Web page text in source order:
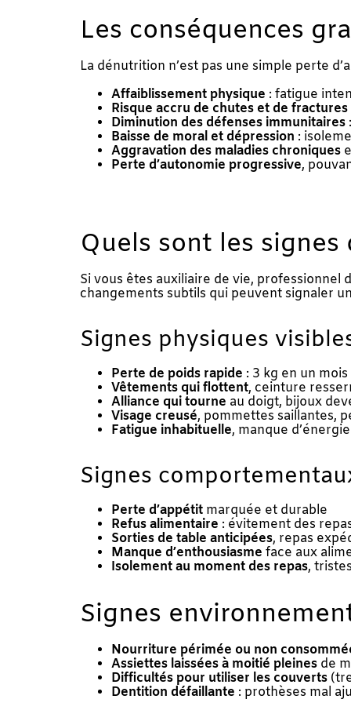
Les conséquences
La dénutrition n’est pas une simple perte
Affaiblissement physique : fatigue
Risque accru de chutes et de fractures
Diminution des défenses immunitaires
Baisse de moral et dépression :
Aggravation des maladies chroniques
Perte d’autonomie progressive,
Quels sont les
Si vous êtes auxiliaire de vie, professionnel
changements subtils qui peuvent signaler
Signes physiques
Perte de poids rapide : 3 kg en un
Vêtements qui flottent, ceinture
Alliance qui tourne au doigt, bijoux
Visage creusé, pommettes saillantes,
Fatigue inhabituelle, manque
Signes
Perte d’appétit marquée et durable
Refus alimentaire : évitement des
Sorties de table anticipées, repas
Manque d’enthousiasme face aux
Isolement au moment des repas,
Signes
Nourriture périmée ou non
Assiettes laissées à moitié pleines de
Difficultés pour utiliser les couverts
Dentition défaillante : prothèses mal